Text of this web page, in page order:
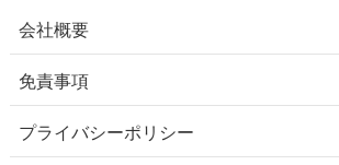
会社概要
免責事項
プライバシーポリシー